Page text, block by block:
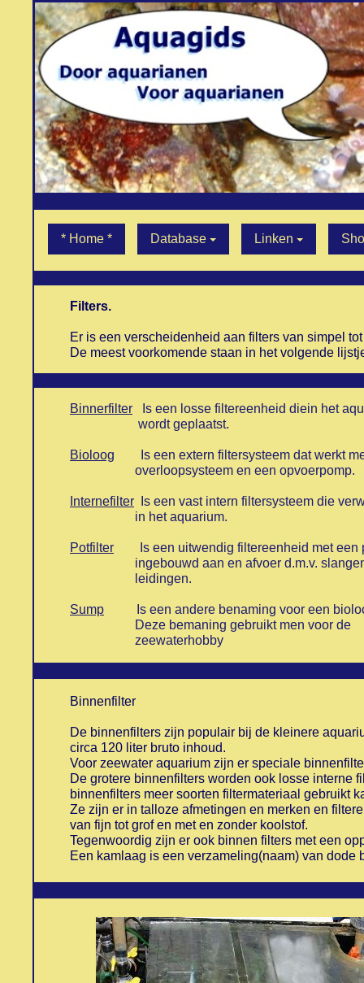
* Home *
Database Linken
Filters.
Er is een verscheidenheid aan filters van simpel
De meest voorkomende staan in het volgende
Binnerfilter Is een losse filtereenheid diein het
wordt geplaatst.
Bioloog Is een extern filtersysteem dat werkt
overloopsysteem en een opvoerpomp.
Internefilter Is een vast intern filtersysteem die
in het aquarium.
Potfilter Is een uitwendig filtereenheid met een
ingebouwd aan en afvoer d.m.v.
leidingen.
Sump Is een andere benaming voor een
Deze bemaning gebruikt men voor de
zeewaterhobby
Binnenfilter
De binnenfilters zijn populair bij de kleinere
circa 120 liter bruto inhoud.
Voor zeewater aquarium zijn er speciale
De grotere binnenfilters worden ook losse interne
binnenfilters meer soorten filtermateriaal gebruikt
Ze zijn er in talloze afmetingen en merken en
van fijn tot grof en met en zonder koolstof.
Tegenwoordig zijn er ook binnen filters met een
Een kamlaag is een verzameling(naam) van dode